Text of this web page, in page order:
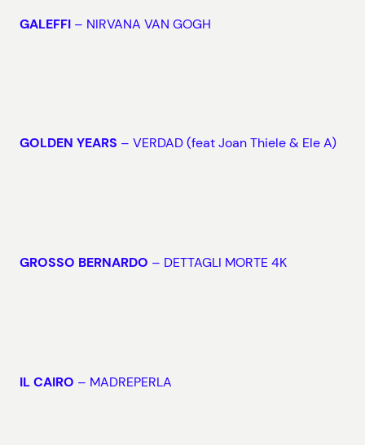
GALEFFI – NIRVANA VAN GOGH
GOLDEN YEARS – VERDAD (feat Joan Thiele & Ele A)
GROSSO BERNARDO – DETTAGLI MORTE 4K
IL CAIRO – MADREPERLA